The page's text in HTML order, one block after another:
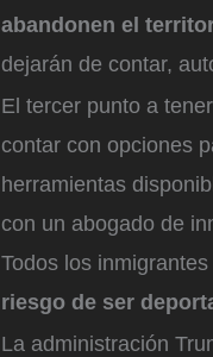
abandonen el
dejarán de contar,
El tercer punto a
contar con opciones
herramientas
con un abogado de
Todos los
riesgo de ser
La administración